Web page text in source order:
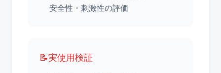
安全性・刺激性の評価
📝実使用検証